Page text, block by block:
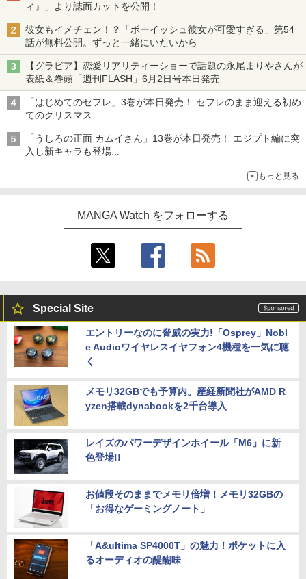
ィ』」より誌面カットを公開！
彼女もイメチェン！？「ボーイッシュ彼女が可愛すぎる」第54
話が無料公開。ずっと一緒にいたいから
【グラビア】恋愛リアリティーショーで話題の永尾まりやさんが
表紙＆巻頭「週刊FLASH」6月2日号本日発売
「はじめてのセフレ」3巻が本日発売！ セフレのまま迎える初め
てのクリスマス
一生懸命デートプランを考えるも、想定外の出来事が……
「うしろの正面 カムイさん」13巻が本日発売！ エジプト編に突
入し新キャラも登場
もっと見る
MANGA Watch をフォローする
Special Site
エントリーなのに脅威の実力!「Osprey」Nobl
e Audioワイヤレスイヤフォン4機種を一気に聴
く
メモリ32GBでも予算内。産経新聞社がAMD R
yzen搭載dynabookを2千台導入
レイズのパワーデザインホイール「M6」に新
色登場!!
お値段そのままでメモリ倍増！メモリ32GBの
「お得なゲーミングノート」
「A&ultima SP4000T」の魅力！ポケットに入
るオーディオの醍醐味